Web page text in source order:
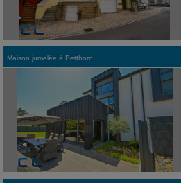
Maison jumelée à Bettborn